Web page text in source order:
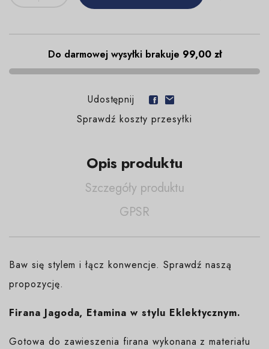
Do darmowej wysyłki brakuje 99,00 zł
Udostępnij
Sprawdź koszty przesyłki
Opis produktu
Szczegóły produktu
GPSR
Baw się stylem i łącz konwencje. Sprawdź naszą
propozycję.
Firana Jagoda, Etamina w stylu Eklektycznym.
Gotowa do zawieszenia firana wykonana z materiału